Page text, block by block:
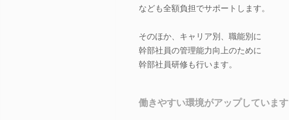
なども全額負担でサポートします。
そのほか、キャリア別、職能別に
幹部社員の管理能力向上のために
幹部社員研修も行います。
働きやすい環境がアップしています